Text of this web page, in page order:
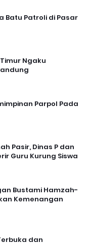
Batu Patroli di Pasar
Ngaku
Parpol Pada
Pasir, Dinas P dan
Guru Kurung Siswa
Bustami Hamzah-
Kemenangan
dan